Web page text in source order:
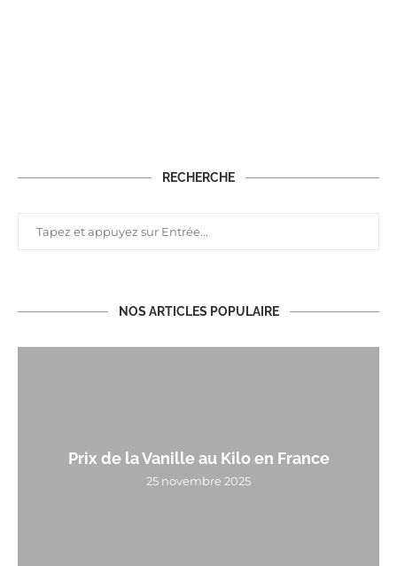
RECHERCHE
NOS ARTICLES POPULAIRE
Prix de la Vanille au Kilo en France
25 novembre 2025